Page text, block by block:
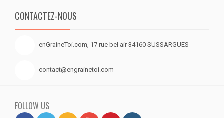
CONTACTEZ-NOUS
enGraineToi.com, 17 rue bel air 34160 SUSSARGUES
contact@engrainetoi.com
FOLLOW US